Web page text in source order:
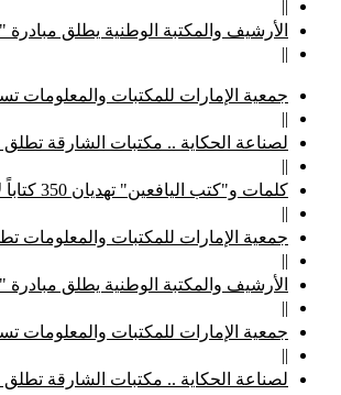
||
الأرشيف والمكتبة الوطنية يطلق مبادرة
||
جمعية الإمارات للمكتبات والمعلومات
||
لصناعة الحكاية .. مكتبات الشارقة
||
كلمات و"كتب اليافعين" تهديان 350 كتاباً لأطفال "الإمارات الإنسانية"
||
جمعية الإمارات للمكتبات والمعلومات
||
الأرشيف والمكتبة الوطنية يطلق مبادرة
||
جمعية الإمارات للمكتبات والمعلومات
||
لصناعة الحكاية .. مكتبات الشارقة